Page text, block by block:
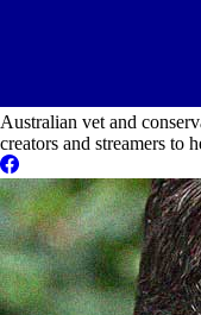
Australian vet and
creators and streamers to